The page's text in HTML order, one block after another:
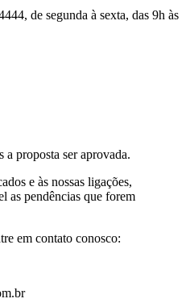
de segunda à sexta, das 9h às
a proposta ser aprovada.
e às nossas ligações,
as pendências que forem
em contato conosco: